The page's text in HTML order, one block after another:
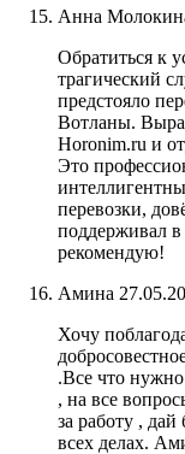
Анна
Обратиться к
трагический
предстояло
Вотланы.
Horonim.ru и
Это
перевозки,
поддерживал
рекомендую!
Амина
Хочу
.Все что нужно
, на все
за работу , дай
всех делах.